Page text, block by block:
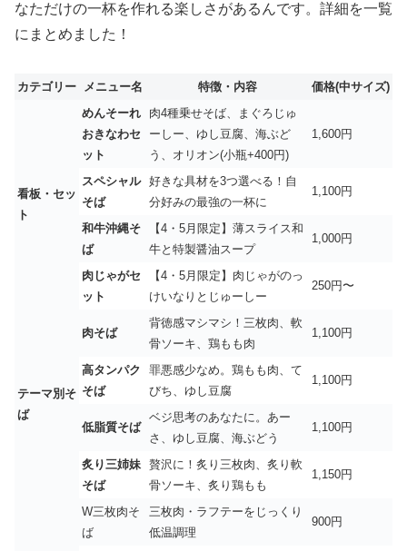
なただけの一杯を作れる楽しさがあるんです。詳細を一覧
にまとめました！
カテゴリー メニュー名 特徴・内容 価格(中サイズ)
看板・セッ
ト
めんそーれ
おきなわセ
ット
肉4種乗せそば、まぐろじゅ
ーしー、ゆし豆腐、海ぶど
う、オリオン(小瓶+400円)
1,600円
スペシャル
そば
好きな具材を3つ選べる！自
分好みの最強の一杯に
1,100円
和牛沖縄そ
ば
【4・5月限定】薄スライス和
牛と特製醤油スープ
1,000円
肉じゃがセ
ット
【4・5月限定】肉じゃがのっ
けいなりとじゅーしー
250円〜
テーマ別そ
ば
肉そば
背徳感マシマシ！三枚肉、軟
骨ソーキ、鶏もも肉
1,100円
高タンパク
そば
罪悪感少なめ。鶏もも肉、て
びち、ゆし豆腐
1,100円
低脂質そば
ベジ思考のあなたに。あー
さ、ゆし豆腐、海ぶどう
1,100円
炙り三姉妹
そば
贅沢に！炙り三枚肉、炙り軟
骨ソーキ、炙り鶏もも
1,150円
W三枚肉そ
ば
三枚肉・ラフテーをじっくり
低温調理
900円